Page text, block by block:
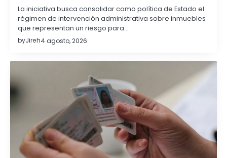
La iniciativa busca consolidar como política de Estado el
régimen de intervención administrativa sobre inmuebles
que representan un riesgo para…
byJireh4 agosto, 2026